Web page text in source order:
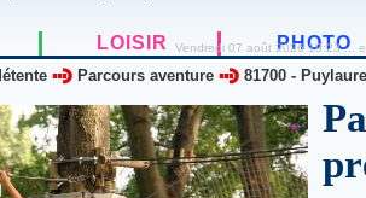
LOISIR PHOTO
Vendredi 07 août 2026 19:23 ...
Parcours aventure 81700 -